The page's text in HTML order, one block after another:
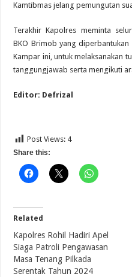
Kamtibmas jelang pemungutan
Terakhir Kapolres meminta
BKO Brimob yang
Kampar ini, untuk melaksanakan
tanggungjawab serta mengikuti
Editor: Defrizal
Post Views: 4
Share this:
Related
Kapolres Rohil Hadiri Apel
Siaga Patroli Pengawasan
Masa Tenang Pilkada
Serentak Tahun 2024